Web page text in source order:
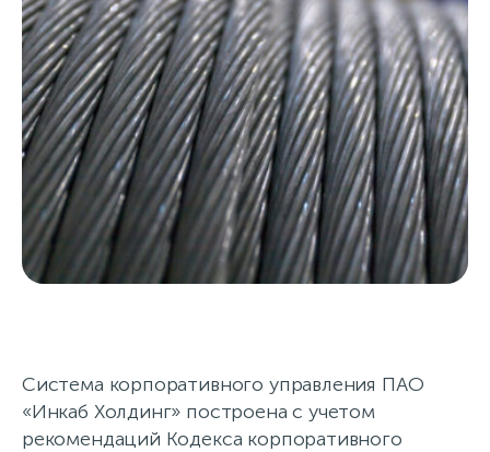
Система корпоративного управления ПАО
«Инкаб Холдинг» построена с учетом
рекомендаций Кодекса корпоративного